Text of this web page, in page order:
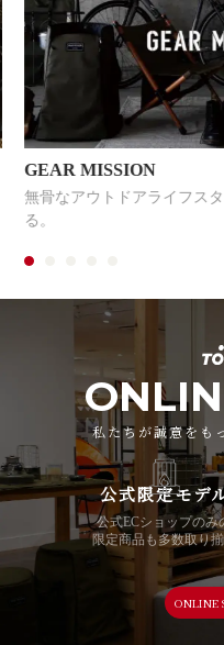
GEAR MISSION
無骨なアウトドアライフス
る。
私たちが誠意をも
公式限定モデ
公式ECショップのみ
限定商品も多数取り
ONLINE